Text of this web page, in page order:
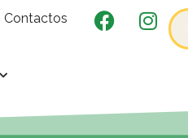
Contactos